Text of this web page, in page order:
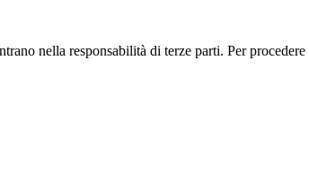
nella responsabilità di terze parti. Per